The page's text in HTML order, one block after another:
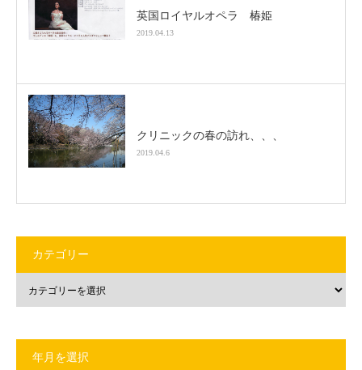
英国ロイヤルオペラ 椿姫
2019.04.13
クリニックの春の訪れ、、、
2019.04.6
カテゴリー
年月を選択